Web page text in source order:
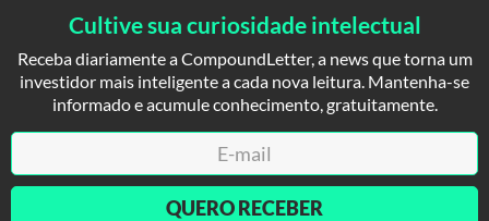
Cultive sua curiosidade intelectual
Receba diariamente a CompoundLetter, a news que torna um
investidor mais inteligente a cada nova leitura. Mantenha-se
informado e acumule conhecimento, gratuitamente.
QUERO RECEBER